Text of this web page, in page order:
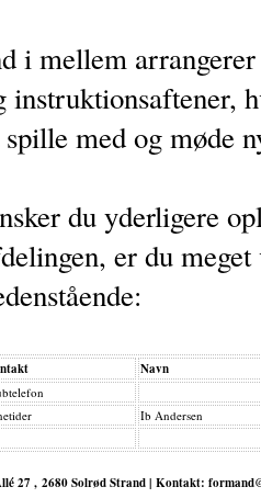
i mellem
instruktionsaftener,
spille med og møde
du yderligere
er du
Navn
Ib Andersen
27 , 2680 Solrød Strand | Kontakt: